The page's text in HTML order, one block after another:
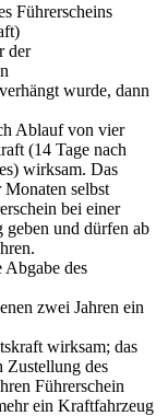
Führerscheins
der
wurde, dann
Ablauf von vier
(14 Tage nach
wirksam. Das
selbst
bei einer
und dürfen ab
des
zwei Jahren ein
wirksam; das
Zustellung des
Führerschein
ein Kraftfahrzeug